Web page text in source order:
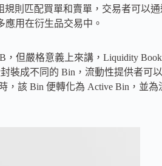
則匹配買單和賣單，交易者可以
用在衍生品交易中。
，但嚴格意義上來講，Liquidity
裝成不同的 Bin，流動性提供者可
，該 Bin 便轉化為 Active Bin，並為